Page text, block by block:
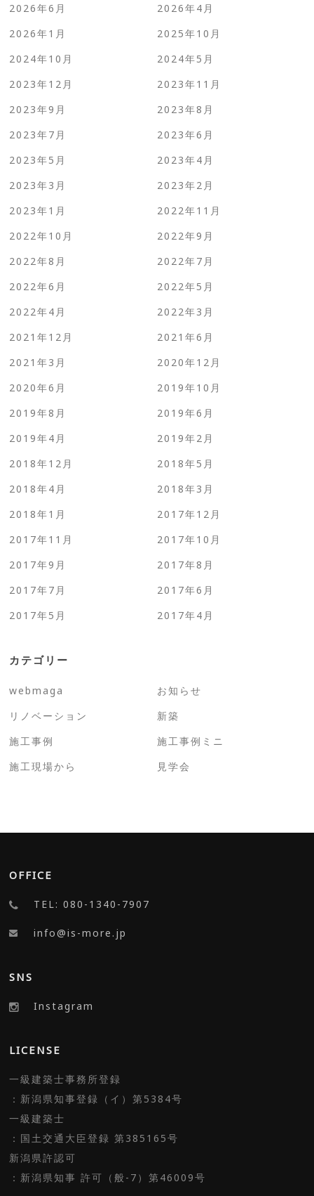
2026年6月
2026年4月
2026年1月
2025年10月
2024年10月
2024年5月
2023年12月
2023年11月
2023年9月
2023年8月
2023年7月
2023年6月
2023年5月
2023年4月
2023年3月
2023年2月
2023年1月
2022年11月
2022年10月
2022年9月
2022年8月
2022年7月
2022年6月
2022年5月
2022年4月
2022年3月
2021年12月
2021年6月
2021年3月
2020年12月
2020年6月
2019年10月
2019年8月
2019年6月
2019年4月
2019年2月
2018年12月
2018年5月
2018年4月
2018年3月
2018年1月
2017年12月
2017年11月
2017年10月
2017年9月
2017年8月
2017年7月
2017年6月
2017年5月
2017年4月
カテゴリー
webmaga
お知らせ
リノベーション
新築
施工事例
施工事例ミニ
施工現場から
見学会
OFFICE
TEL: 080-1340-7907
info@is-more.jp
SNS
Instagram
LICENSE
一級建築士事務所登録
：新潟県知事登録（イ）第5384号
一級建築士
：国土交通大臣登録 第385165号
新潟県許認可
：新潟県知事 許可（般-7）第46009号